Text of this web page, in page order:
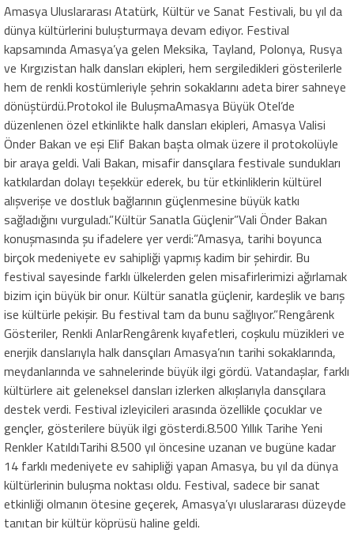
Amasya Uluslararası Atatürk, Kültür ve Sanat Festivali, bu yıl da
dünya kültürlerini buluşturmaya devam ediyor. Festival
kapsamında Amasya’ya gelen Meksika, Tayland, Polonya, Rusya
ve Kırgızistan halk dansları ekipleri, hem sergiledikleri gösterilerle
hem de renkli kostümleriyle şehrin sokaklarını adeta birer sahneye
dönüştürdü.Protokol ile BuluşmaAmasya Büyük Otel’de
düzenlenen özel etkinlikte halk dansları ekipleri, Amasya Valisi
Önder Bakan ve eşi Elif Bakan başta olmak üzere il protokolüyle
bir araya geldi. Vali Bakan, misafir dansçılara festivale sundukları
katkılardan dolayı teşekkür ederek, bu tür etkinliklerin kültürel
alışverişe ve dostluk bağlarının güçlenmesine büyük katkı
sağladığını vurguladı.”Kültür Sanatla Güçlenir”Vali Önder Bakan
konuşmasında şu ifadelere yer verdi:”Amasya, tarihi boyunca
birçok medeniyete ev sahipliği yapmış kadim bir şehirdir. Bu
festival sayesinde farklı ülkelerden gelen misafirlerimizi ağırlamak
bizim için büyük bir onur. Kültür sanatla güçlenir, kardeşlik ve barış
ise kültürle pekişir. Bu festival tam da bunu sağlıyor.”Rengârenk
Gösteriler, Renkli AnlarRengârenk kıyafetleri, coşkulu müzikleri ve
enerjik danslarıyla halk dansçıları Amasya’nın tarihi sokaklarında,
meydanlarında ve sahnelerinde büyük ilgi gördü. Vatandaşlar, farklı
kültürlere ait geleneksel dansları izlerken alkışlarıyla dansçılara
destek verdi. Festival izleyicileri arasında özellikle çocuklar ve
gençler, gösterilere büyük ilgi gösterdi.8.500 Yıllık Tarihe Yeni
Renkler KatıldıTarihi 8.500 yıl öncesine uzanan ve bugüne kadar
14 farklı medeniyete ev sahipliği yapan Amasya, bu yıl da dünya
kültürlerinin buluşma noktası oldu. Festival, sadece bir sanat
etkinliği olmanın ötesine geçerek, Amasya’yı uluslararası düzeyde
tanıtan bir kültür köprüsü haline geldi.